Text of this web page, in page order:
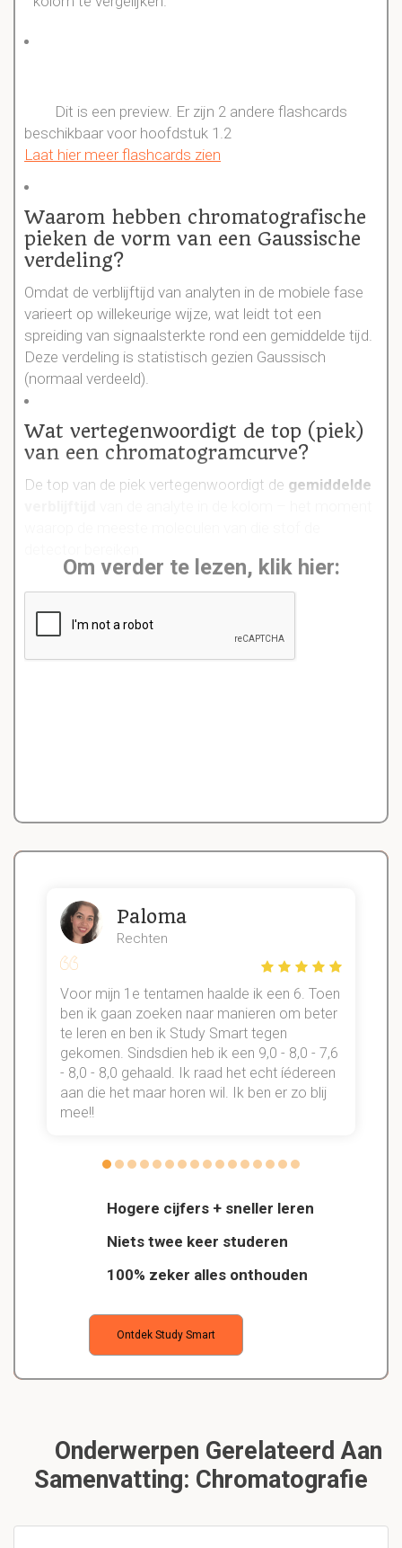
Dit is een preview. Er zijn 2 andere flashcards
beschikbaar voor hoofdstuk 1.2
Laat hier meer flashcards zien
Waarom hebben chromatografische
pieken de vorm van een Gaussische
verdeling?
Omdat de verblijftijd van analyten in de mobiele fase
varieert op willekeurige wijze, wat leidt tot een
spreiding van signaalsterkte rond een gemiddelde tijd.
Deze verdeling is statistisch gezien Gaussisch
(normaal verdeeld).
Wat vertegenwoordigt de top (piek)
van een chromatogramcurve?
De top van de piek vertegenwoordigt de gemiddelde
Om verder te lezen, klik hier:
Hogere cijfers + sneller leren
Niets twee keer studeren
100% zeker alles onthouden
Ontdek Study Smart
Paloma
Rechten
Voor mijn 1e tentamen haalde ik een 6. Toen
ben ik gaan zoeken naar manieren om beter
te leren en ben ik Study Smart tegen
gekomen. Sindsdien heb ik een 9,0 - 8,0 - 7,6
- 8,0 - 8,0 gehaald. Ik raad het echt íédereen
aan die het maar horen wil. Ik ben er zo blij
mee!!
Onderwerpen Gerelateerd Aan
Samenvatting: Chromatografie